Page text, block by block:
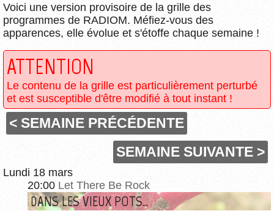
Voici une version provisoire de la grille des
programmes de RADIOM. Méfiez-vous des
apparences, elle évolue et s'étoffe chaque semaine !
ATTENTION
Le contenu de la grille est particulièrement perturbé
et est susceptible d'être modifié à tout instant !
< SEMAINE PRÉCÉDENTE
SEMAINE SUIVANTE >
Lundi 18 mars
20:00 Let There Be Rock
DANS LES VIEUX POTS...